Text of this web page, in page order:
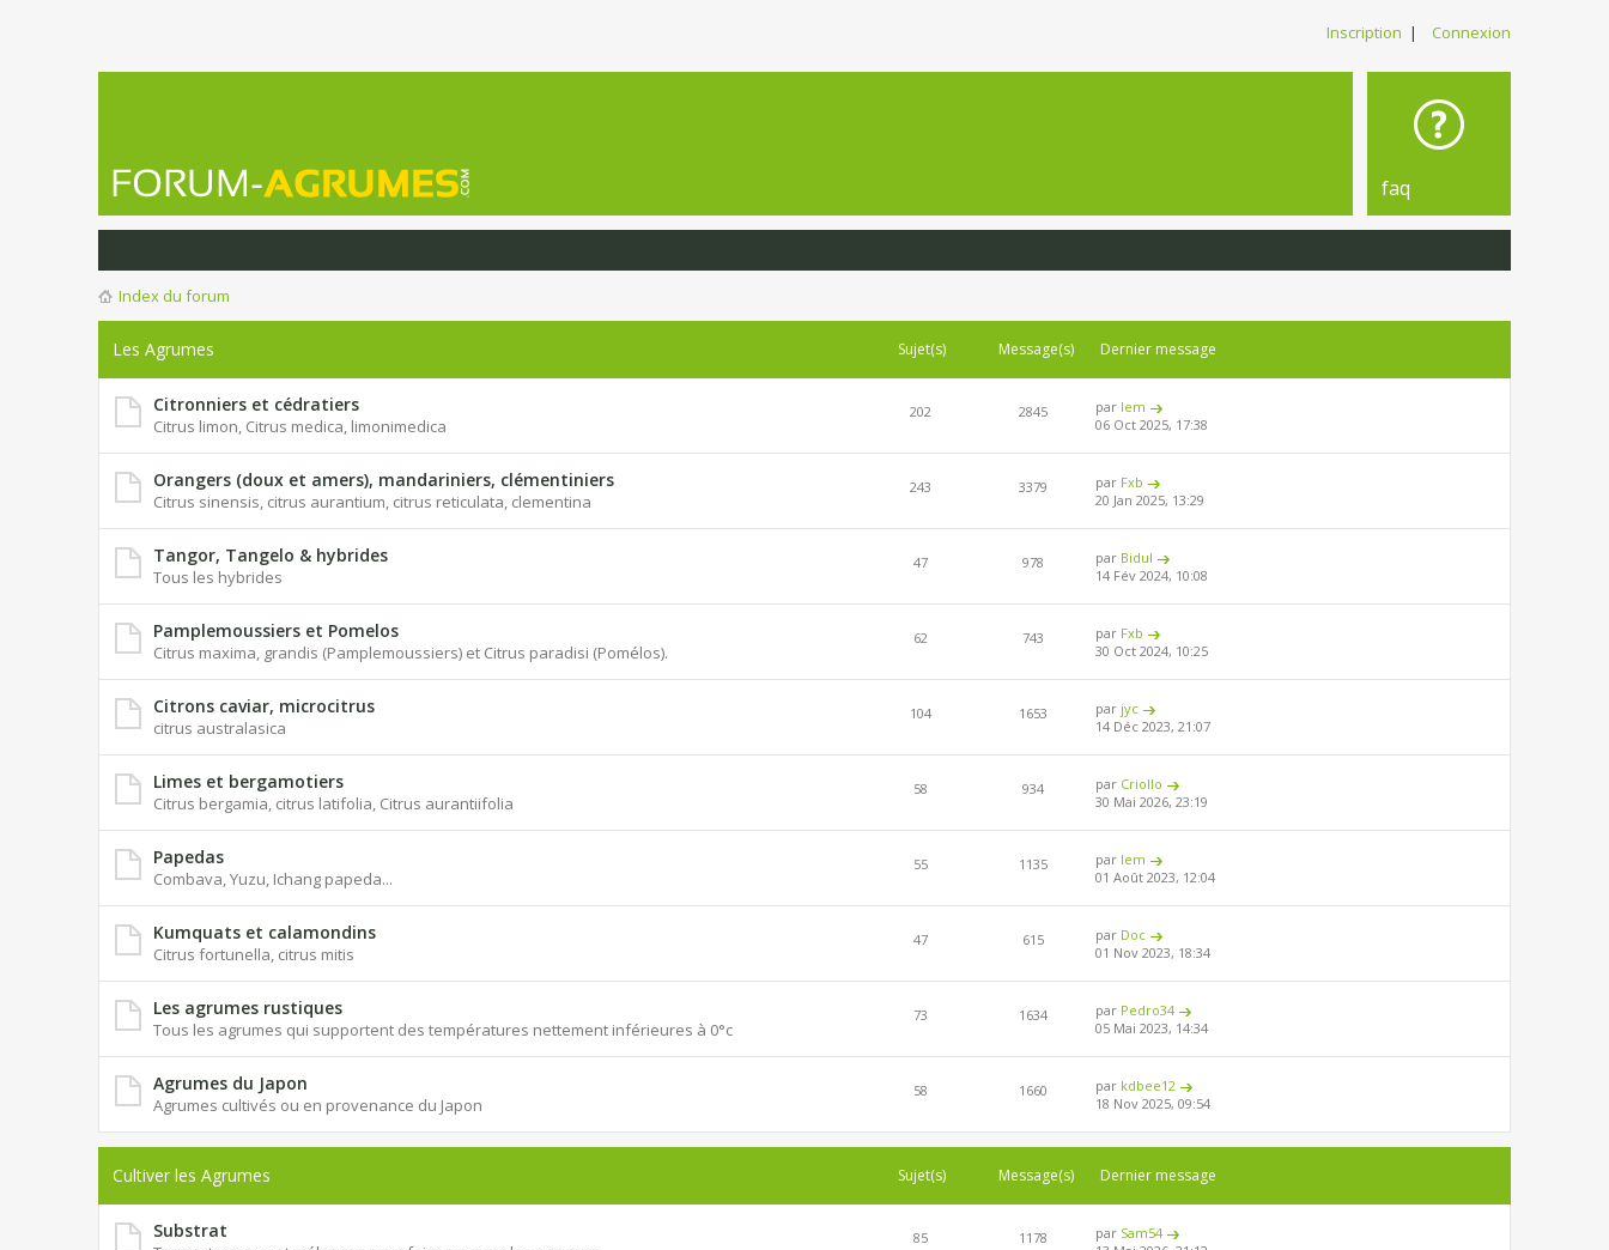
Inscription | Connexion
faq
Index du forum
Les Agrumes Sujet(s) Message(s) Dernier message
Citronniers et cédratiers
Citrus limon, Citrus medica, limonimedica
202 2845 par lem
06 Oct 2025, 17:38
Orangers (doux et amers), mandariniers, clémentiniers
Citrus sinensis, citrus aurantium, citrus reticulata, clementina
243 3379 par Fxb
20 Jan 2025, 13:29
Tangor, Tangelo & hybrides
Tous les hybrides
47 978 par Bidul
14 Fév 2024, 10:08
Pamplemoussiers et Pomelos
Citrus maxima, grandis (Pamplemoussiers) et Citrus paradisi (Pomélos).
62 743 par Fxb
30 Oct 2024, 10:25
Citrons caviar, microcitrus
citrus australasica
104 1653 par jyc
14 Déc 2023, 21:07
Limes et bergamotiers
Citrus bergamia, citrus latifolia, Citrus aurantiifolia
58 934 par Criollo
30 Mai 2026, 23:19
Papedas
Combava, Yuzu, Ichang papeda...
55 1135 par lem
01 Août 2023, 12:04
Kumquats et calamondins
Citrus fortunella, citrus mitis
47 615 par Doc
01 Nov 2023, 18:34
Les agrumes rustiques
Tous les agrumes qui supportent des températures nettement inférieures à 0°c
73 1634 par Pedro34
05 Mai 2023, 14:34
Agrumes du Japon
Agrumes cultivés ou en provenance du Japon
58 1660 par kdbee12
18 Nov 2025, 09:54
Cultiver les Agrumes Sujet(s) Message(s) Dernier message
Substrat 85 1178 par Sam54